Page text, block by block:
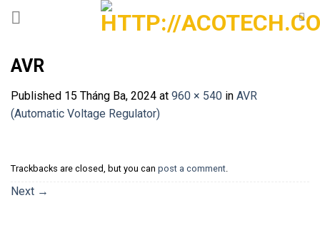
Skip
AVR
Published 15 Tháng Ba, 2024 at 960 × 540 in AVR
(Automatic Voltage Regulator)
Trackbacks are closed, but you can post a comment
Next →